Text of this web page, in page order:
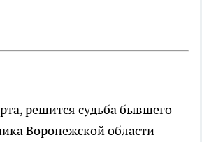
решится судьба бывшего
Воронежской области